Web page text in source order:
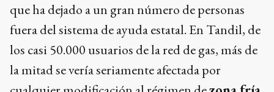
que ha dejado a un gran número de personas
fuera del sistema de ayuda estatal. En Tandil, de
los casi 50.000 usuarios de la red de gas, más de
la mitad se vería seriamente afectada por